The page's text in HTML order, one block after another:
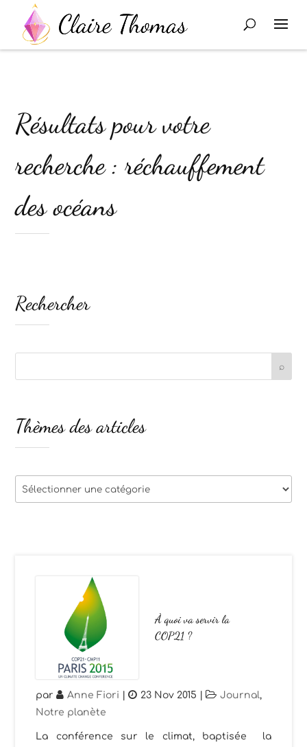
Résultats pour votre
recherche : réchauffement
des océans
À quoi va servir la
COP21 ?
par Anne Fiori | 23 Nov 2015 | Journal,
Notre planète
La conférence sur le climat, baptisée la
Rechercher
Thèmes des articles
Thèmes
des